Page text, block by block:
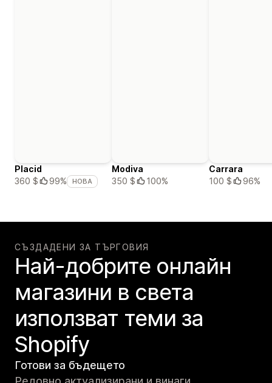
Placid
360 $
99% НОВА
Modiva
350 $
100%
Carrara
100 $
96%
СЪЗДАДЕНИ ЗА ТЪРГОВИЯ
Най-добрите онлайн
магазини в света
използват теми за
Shopify
Готови за бъдещето